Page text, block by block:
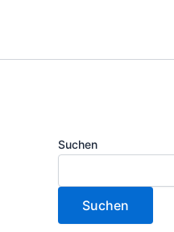
Suchen
Suchen